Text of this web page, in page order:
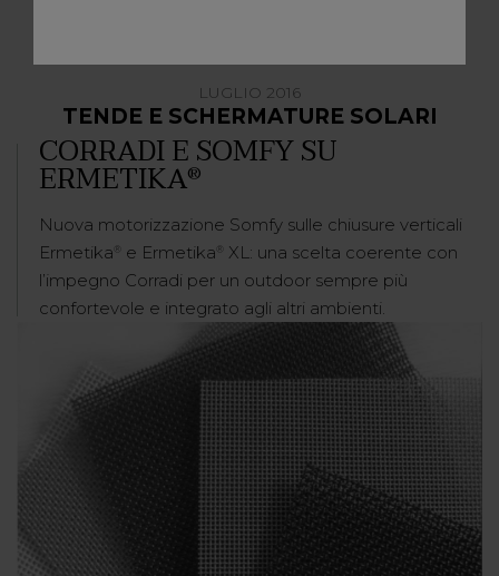
LUGLIO 2016
TENDE E SCHERMATURE SOLARI
CORRADI E SOMFY SU
ERMETIKA®
Nuova motorizzazione Somfy sulle chiusure verticali
Ermetika ® e Ermetika ®
XL: una scelta coerente con
l’impegno Corradi per un outdoor sempre più
confortevole e integrato agli altri ambienti.